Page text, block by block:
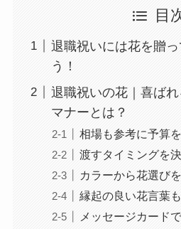
目
退職祝いには花を贈
う！
退職祝いの花｜喜ば
マナーとは？
相場も参考に予算
渡すタイミングを
カラーから花選び
縁起の良い花言葉
メッセージカード